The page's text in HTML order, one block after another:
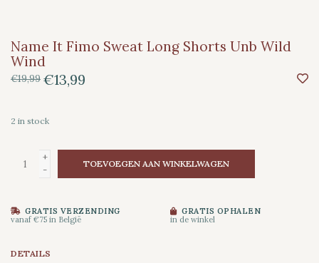
Name It Fimo Sweat Long Shorts Unb Wild
Wind
€19,99 €13,99
2 in stock
+
-
TOEVOEGEN AAN WINKELWAGEN
GRATIS VERZENDING
vanaf €75 in België
GRATIS OPHALEN
in de winkel
DETAILS